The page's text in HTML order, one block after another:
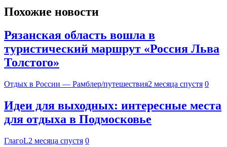
Похожие новости
Рязанская область вошла в
туристический маршрут «Россия Льва
Толстого»
Отдых в России — Рамблер/путешествия2 месяца спустя 0
Идеи для выходных: интересные места
для отдыха в Подмосковье
ГлагоL2 месяца спустя 0